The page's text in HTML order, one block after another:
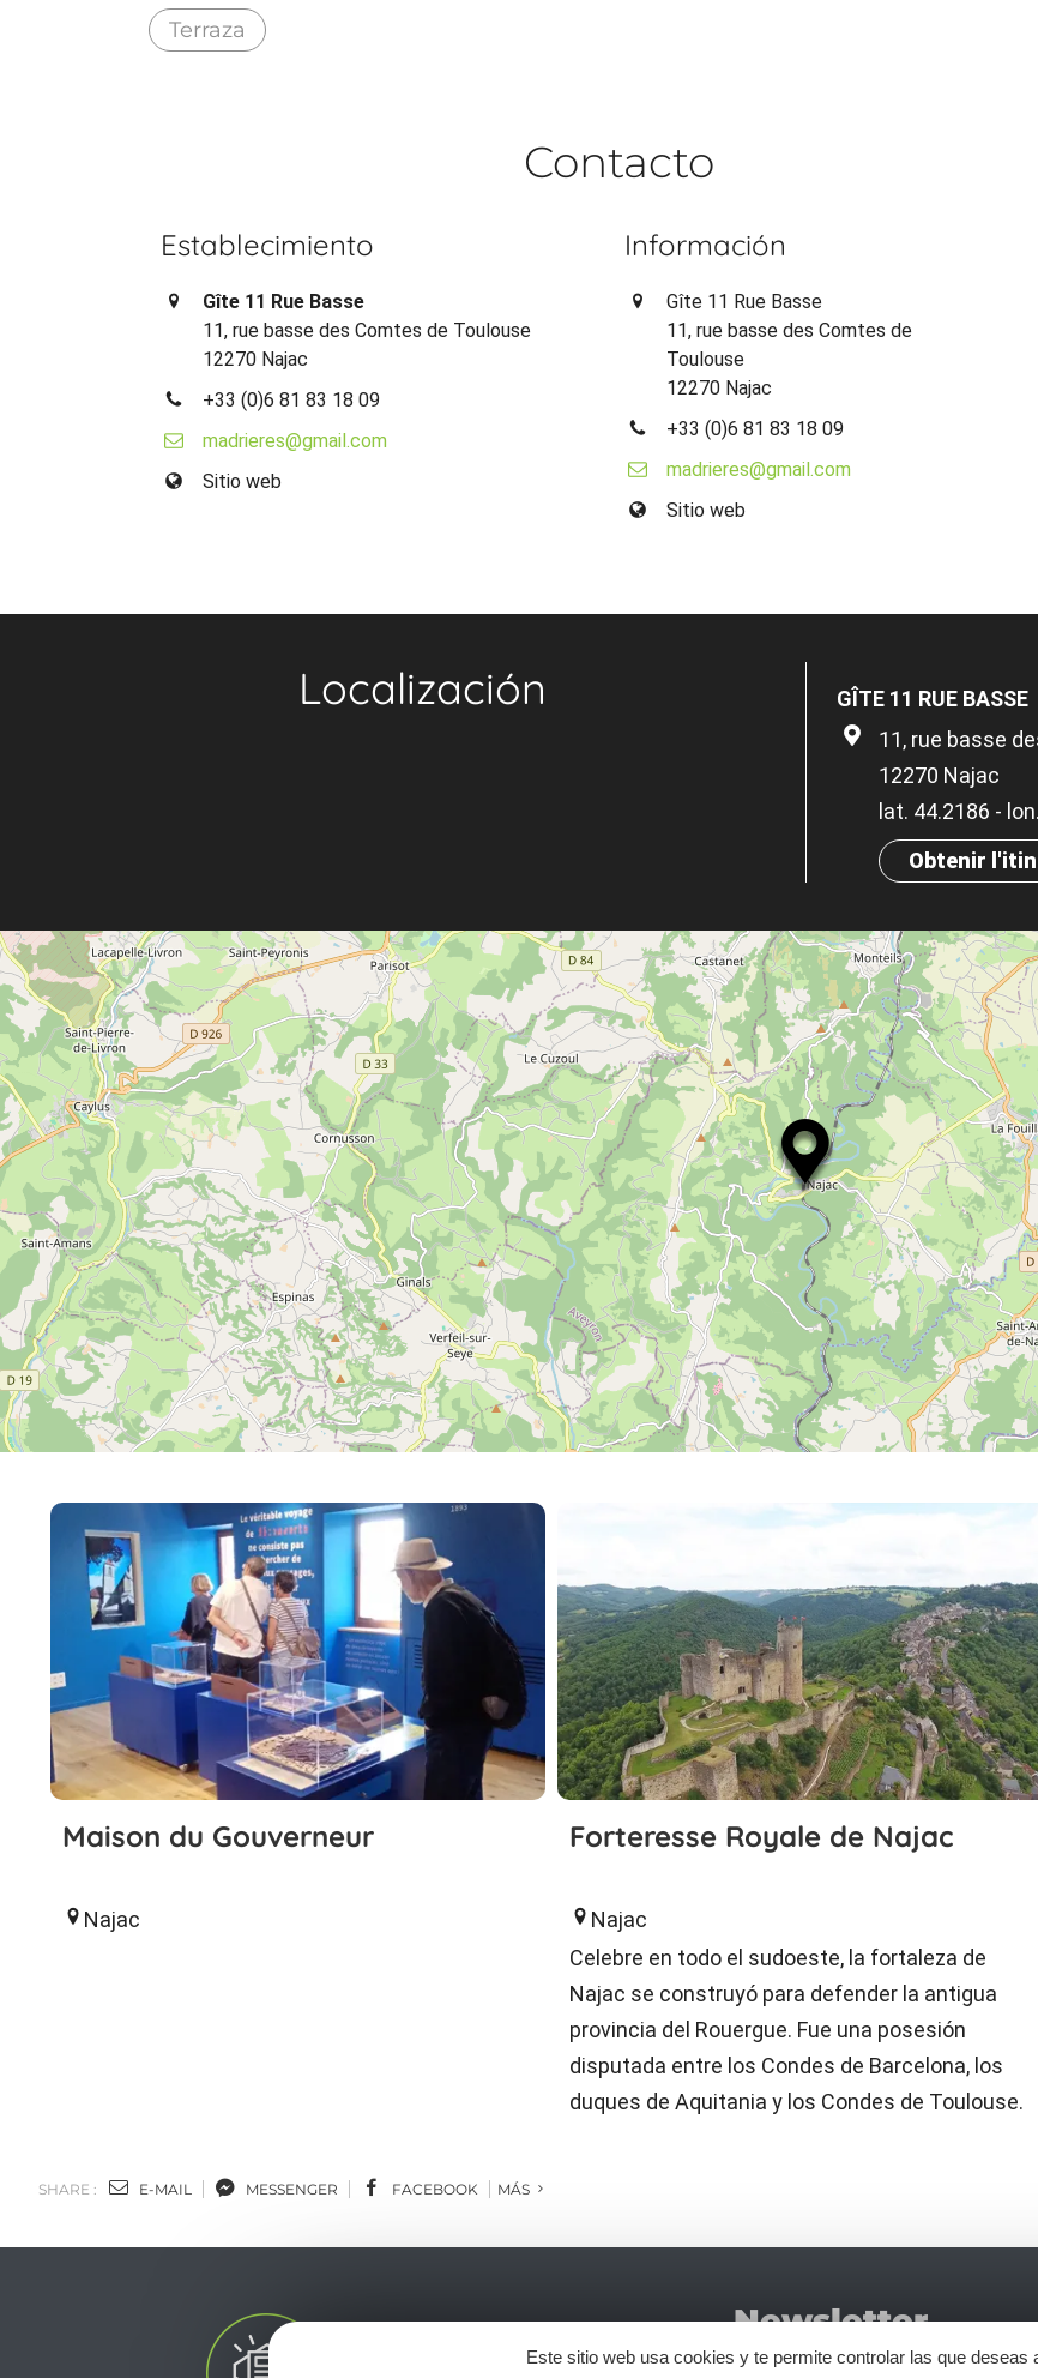
Terraza
Contacto
Establecimiento
Gîte 11 Rue Basse
11, rue basse des Comtes de Toulouse
12270 Najac
+33 (0)6 81 83 18 09
madrieres@gmail.com
Sitio web
Información
Gîte 11 Rue Basse
11, rue basse des Comtes de
Toulouse
12270 Najac
+33 (0)6 81 83 18 09
madrieres@gmail.com
Sitio web
Localización
GÎTE 11 RUE BASSE
11, rue basse
12270 Najac
lat. 44.2186 -
Obtenir
Maison du Gouverneur
Najac
Forteresse Royale de Najac
Najac
Celebre en todo el sudoeste, la fortaleza de
Najac se construyó para defender la antigua
provincia del Rouergue. Fue una posesión
disputada entre los Condes de Barcelona, los
duques de Aquitania y los Condes de Toulouse.
SHARE : E-MAIL MESSENGER FACEBOOK MÁS
Newsletter
Este sitio web usa cookies y te permite controlar las que deseas